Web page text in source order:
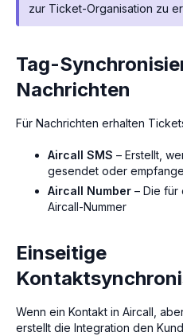
zur Ticket-Organisation zu
Tag-
Nachrichten
Für Nachrichten erhalten
Aircall SMS – Erstellt,
gesendet oder
Aircall Number – Die für
Aircall-Nummer
Einseitige
Wenn ein Kontakt in Aircall,
erstellt die Integration den